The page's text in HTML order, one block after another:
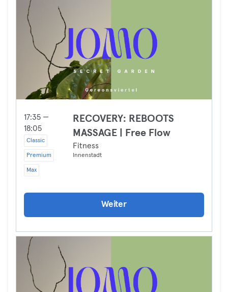
17:35 —
18:05
Classic
Premium
Max
RECOVERY: REBOOTS
MASSAGE | Free Flow
Fitness
Innenstadt
Weiter